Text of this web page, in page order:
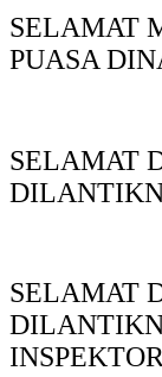
SELAMAT
PUASA
SELAMAT
SELAMAT